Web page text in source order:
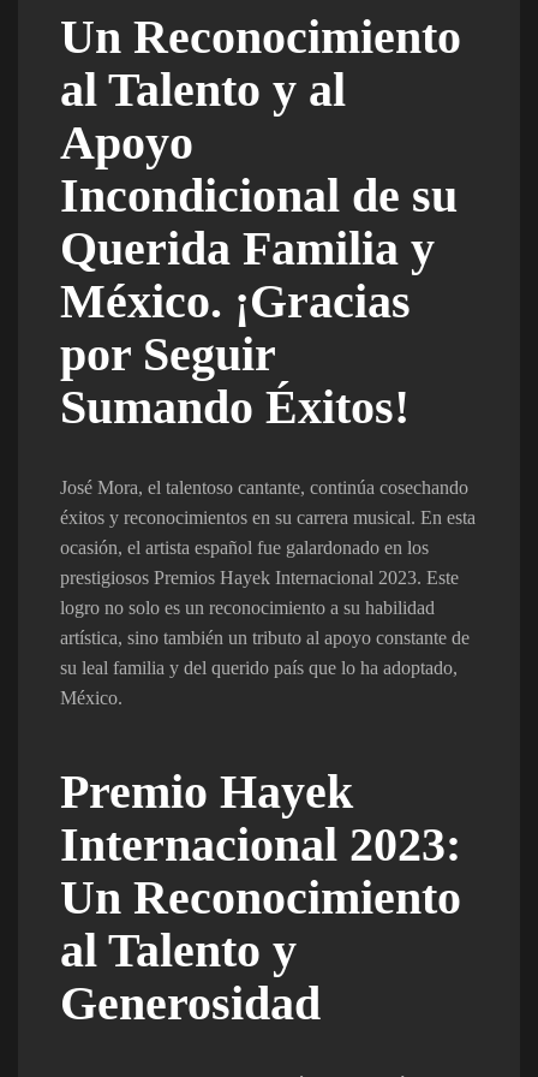
Un Reconocimiento
al Talento y al
Apoyo
Incondicional de su
Querida Familia y
México. ¡Gracias
por Seguir
Sumando Éxitos!
José Mora, el talentoso cantante, continúa cosechando
éxitos y reconocimientos en su carrera musical. En esta
ocasión, el artista español fue galardonado en los
prestigiosos Premios Hayek Internacional 2023. Este
logro no solo es un reconocimiento a su habilidad
artística, sino también un tributo al apoyo constante de
su leal familia y del querido país que lo ha adoptado,
México.
Premio Hayek
Internacional 2023:
Un Reconocimiento
al Talento y
Generosidad